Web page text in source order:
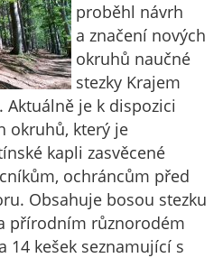
proběhl návrh
a značení nových
okruhů naučné
stezky Krajem
Aktuálně je k dispozici
okruhů, který je
kapli zasvěcené
ochráncům před
Obsahuje bosou stezku
přírodním různorodém
14 kešek seznamující s